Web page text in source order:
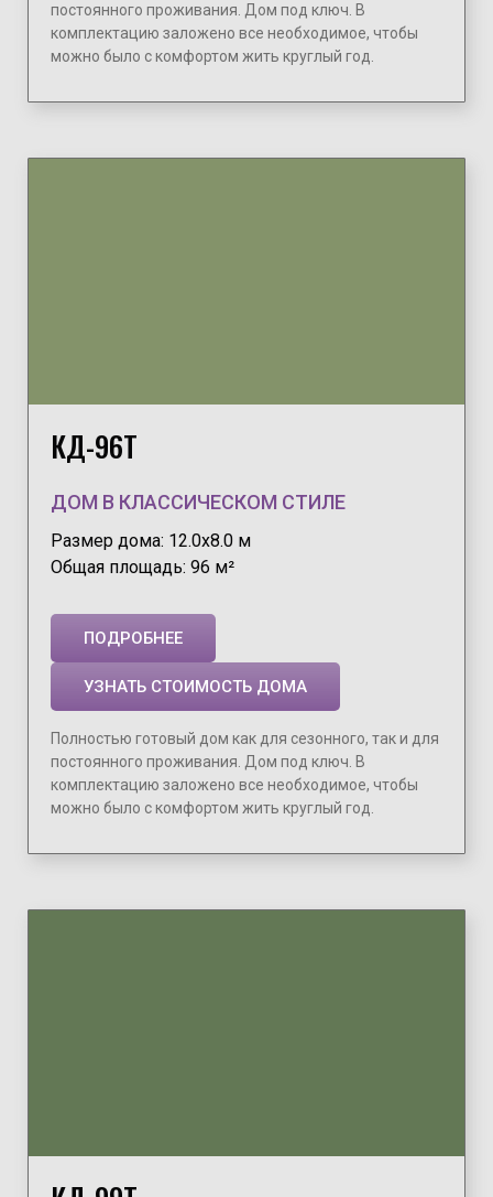
постоянного проживания. Дом под ключ. В
комплектацию заложено все необходимое, чтобы
можно было с комфортом жить круглый год.
КД-96Т
ДОМ В КЛАССИЧЕСКОМ СТИЛЕ
Размер дома: 12.0х8.0 м
Общая площадь: 96 м²
ПОДРОБНЕЕ
УЗНАТЬ СТОИМОСТЬ ДОМА
Полностью готовый дом как для сезонного, так и для
постоянного проживания. Дом под ключ. В
комплектацию заложено все необходимое, чтобы
можно было с комфортом жить круглый год.